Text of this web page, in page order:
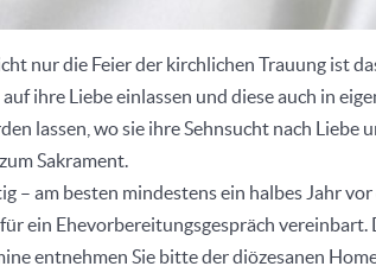
nur die Feier der kirchlichen Trauung ist
ihre Liebe einlassen und diese auch in
lassen, wo sie ihre Sehnsucht nach Liebe
Sakrament.
– am besten mindestens ein halbes Jahr vor
ein Ehevorbereitungsgespräch vereinbart.
entnehmen Sie bitte der diözesanen